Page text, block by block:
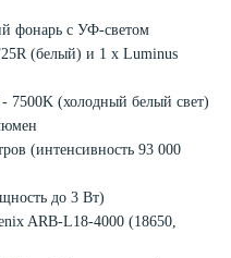
фонарь с УФ-светом
(белый) и 1 х Luminus
7500K (холодный белый свет)
(интенсивность 93 000
до 3 Вт)
ARB-L18-4000 (18650,